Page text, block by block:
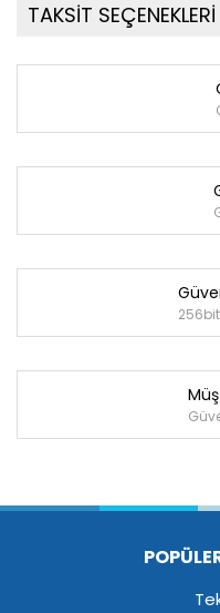
TAKSİT SEÇENEKLERİ